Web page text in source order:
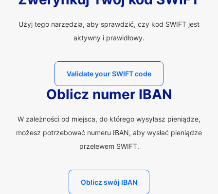
Użyj tego narzędzia, aby sprawdzić, czy kod SWIFT jest
aktywny i prawidłowy.
Validate your SWIFT code
Oblicz numer IBAN
W zależności od miejsca, do którego wysyłasz pieniądze,
możesz potrzebować numeru IBAN, aby wysłać pieniądze
przelewem SWIFT.
Oblicz swój IBAN